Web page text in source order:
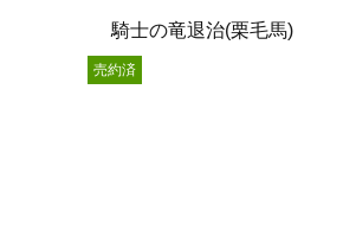
騎士の竜退治(栗毛馬)
売約済